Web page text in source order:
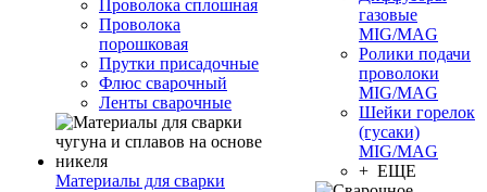
Проволока сплошная
Проволока
порошковая
Прутки присадочные
Флюс сварочный
Ленты сварочные
Материалы для сварки
газовые
MIG/MAG
Ролики подачи
проволоки
MIG/MAG
Шейки горелок
(гусаки)
MIG/MAG
+ ЕЩЕ